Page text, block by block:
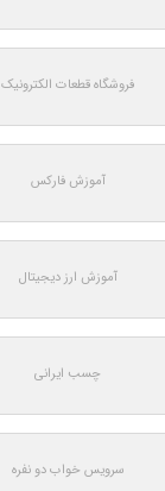
فروشگاه قطعات الکترونیک
آموزش فارکس
آموزش ارز دیجیتال
چسب ایرانی
سرویس خواب دو نفره